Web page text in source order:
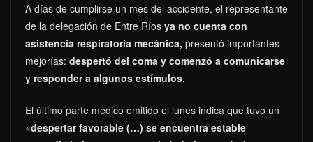
A días de cumplirse un mes del accidente, el representante
de la delegación de Entre Ríos ya no cuenta con
asistencia respiratoria mecánica, presentó importantes
mejorías: despertó del coma y comenzó a comunicarse
y responder a algunos estímulos.
El último parte médico emitido el lunes indica que tuvo un
«despertar favorable (…) se encuentra estable